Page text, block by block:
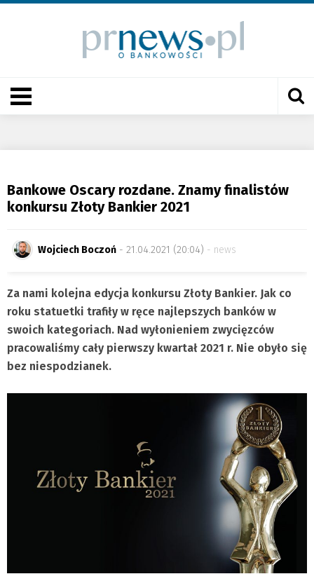
Bankowe Oscary rozdane. Znamy finalistów
konkursu Złoty Bankier 2021
Wojciech Boczoń - 21.04.2021 (20:04) news
Za nami kolejna edycja konkursu Złoty Bankier. Jak co
roku statuetki trafiły w ręce najlepszych banków w
swoich kategoriach. Nad wyłonieniem zwycięzców
pracowaliśmy cały pierwszy kwartał 2021 r. Nie obyło się
bez niespodzianek.